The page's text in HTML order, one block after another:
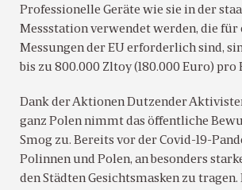
Professionelle Geräte wie sie in der
Messstation verwendet werden, die
Messungen der EU erforderlich sind,
bis zu 800.000 Zltoy (180.000 Euro)
Dank der Aktionen Dutzender
ganz Polen nimmt das öffentliche
Smog zu. Bereits vor der Covid-19-
Polinnen und Polen, an besonders
den Städten Gesichtsmasken zu